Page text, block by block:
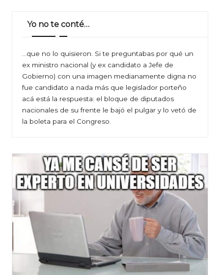
Yo no te conté…
…que no lo quisieron. Si te preguntabas por qué un
ex ministro nacional (y ex candidato a Jefe de
Gobierno) con una imagen medianamente digna no
fue candidato a nada más que legislador porteño
acá está la respuesta: el bloque de diputados
nacionales de su frente le bajó el pulgar y lo vetó de
la boleta para el Congreso.